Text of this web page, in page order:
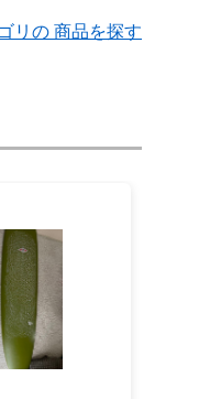
リの 商品を探す